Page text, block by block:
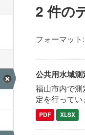
2 件の
フォーマット:
公共用水域測
福山市内で
定を行ってい
PDF XLSX